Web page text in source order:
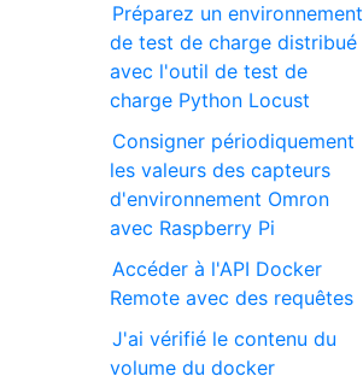
Préparez un environnement
de test de charge distribué
avec l'outil de test de
charge Python Locust
Consigner périodiquement
les valeurs des capteurs
d'environnement Omron
avec Raspberry Pi
Accéder à l'API Docker
Remote avec des requêtes
J'ai vérifié le contenu du
volume du docker